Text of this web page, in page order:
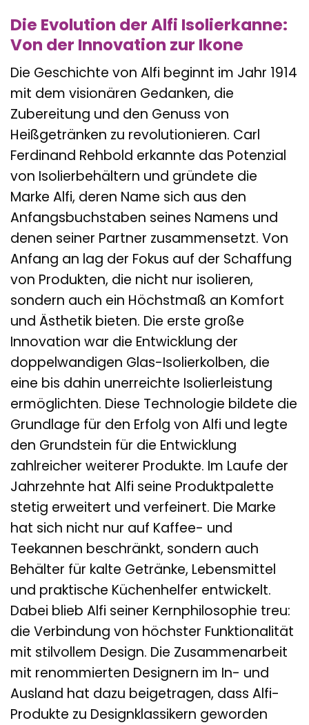
Die Evolution der Alfi Isolierkanne:
Von der Innovation zur Ikone
Die Geschichte von Alfi beginnt im Jahr 1914
mit dem visionären Gedanken, die
Zubereitung und den Genuss von
Heißgetränken zu revolutionieren. Carl
Ferdinand Rehbold erkannte das Potenzial
von Isolierbehältern und gründete die
Marke Alfi, deren Name sich aus den
Anfangsbuchstaben seines Namens und
denen seiner Partner zusammensetzt. Von
Anfang an lag der Fokus auf der Schaffung
von Produkten, die nicht nur isolieren,
sondern auch ein Höchstmaß an Komfort
und Ästhetik bieten. Die erste große
Innovation war die Entwicklung der
doppelwandigen Glas-Isolierkolben, die
eine bis dahin unerreichte Isolierleistung
ermöglichten. Diese Technologie bildete die
Grundlage für den Erfolg von Alfi und legte
den Grundstein für die Entwicklung
zahlreicher weiterer Produkte. Im Laufe der
Jahrzehnte hat Alfi seine Produktpalette
stetig erweitert und verfeinert. Die Marke
hat sich nicht nur auf Kaffee- und
Teekannen beschränkt, sondern auch
Behälter für kalte Getränke, Lebensmittel
und praktische Küchenhelfer entwickelt.
Dabei blieb Alfi seiner Kernphilosophie treu:
die Verbindung von höchster Funktionalität
mit stilvollem Design. Die Zusammenarbeit
mit renommierten Designern im In- und
Ausland hat dazu beigetragen, dass Alfi-
Produkte zu Designklassikern geworden